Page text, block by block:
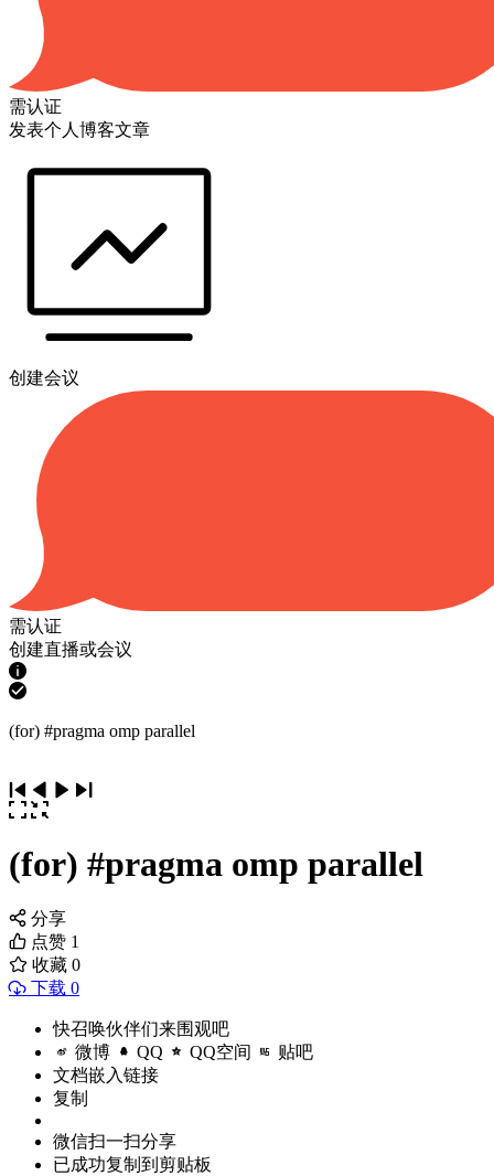
需认证
发表个人博客文章
创建会议
需认证
创建直播或会议
(for) #pragma omp parallel
(for) #pragma omp parallel
分享
点赞 1
收藏 0
下载 0
快召唤伙伴们来围观吧
微博 QQ QQ空间 贴吧
文档嵌入链接
复制
微信扫一扫分享
已成功复制到剪贴板